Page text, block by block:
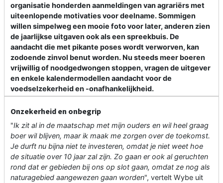
organisatie honderden aanmeldingen van agrariërs met
uiteenlopende motivaties voor deelname. Sommigen
willen simpelweg een mooie foto voor later, anderen zien
de jaarlijkse uitgaven ook als een spreekbuis. De
aandacht die met pikante poses wordt verworven, kan
zodoende zinvol benut worden. Nu steeds meer boeren
vrijwillig of noodgedwongen stoppen, vragen de uitgever
en enkele kalendermodellen aandacht voor de
voedselzekerheid en -onafhankelijkheid.
Onzekerheid en onbegrip
"Ik zit al in de maatschap met mijn ouders en wil heel graag
boer wil blijven, maar ik maak me zorgen over de toekomst.
Je durft nu bijna niet te investeren, omdat je niet weet hoe
de situatie over 10 jaar zal zijn. Zo gaan er ook al geruchten
rond dat er gebieden bij ons op slot gaan, omdat ze nog als
naturagebied aangewezen gaan worden", vertelt Wybe uit